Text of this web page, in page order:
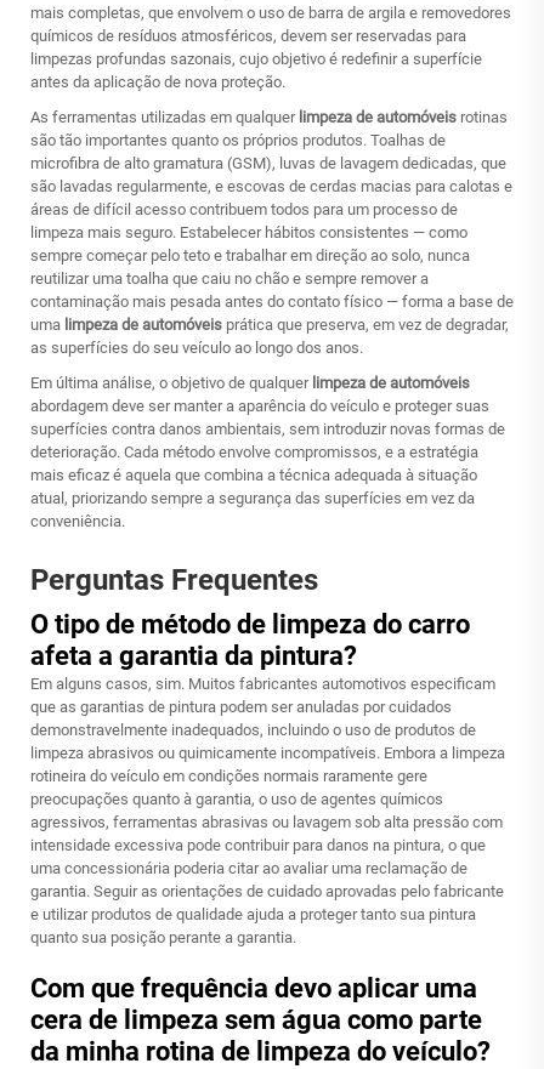
mais completas, que envolvem o uso de barra de argila e removedores
químicos de resíduos atmosféricos, devem ser reservadas para
limpezas profundas sazonais, cujo objetivo é redefinir a superfície
antes da aplicação de nova proteção.
As ferramentas utilizadas em qualquer limpeza de automóveis rotinas
são tão importantes quanto os próprios produtos. Toalhas de
microfibra de alto gramatura (GSM), luvas de lavagem dedicadas, que
são lavadas regularmente, e escovas de cerdas macias para calotas e
áreas de difícil acesso contribuem todos para um processo de
limpeza mais seguro. Estabelecer hábitos consistentes — como
sempre começar pelo teto e trabalhar em direção ao solo, nunca
reutilizar uma toalha que caiu no chão e sempre remover a
contaminação mais pesada antes do contato físico — forma a base de
uma limpeza de automóveis prática que preserva, em vez de degradar,
as superfícies do seu veículo ao longo dos anos.
Em última análise, o objetivo de qualquer limpeza de automóveis
abordagem deve ser manter a aparência do veículo e proteger suas
superfícies contra danos ambientais, sem introduzir novas formas de
deterioração. Cada método envolve compromissos, e a estratégia
mais eficaz é aquela que combina a técnica adequada à situação
atual, priorizando sempre a segurança das superfícies em vez da
conveniência.
Perguntas Frequentes
O tipo de método de limpeza do carro
afeta a garantia da pintura?
Em alguns casos, sim. Muitos fabricantes automotivos especificam
que as garantias de pintura podem ser anuladas por cuidados
demonstravelmente inadequados, incluindo o uso de produtos de
limpeza abrasivos ou quimicamente incompatíveis. Embora a limpeza
rotineira do veículo em condições normais raramente gere
preocupações quanto à garantia, o uso de agentes químicos
agressivos, ferramentas abrasivas ou lavagem sob alta pressão com
intensidade excessiva pode contribuir para danos na pintura, o que
uma concessionária poderia citar ao avaliar uma reclamação de
garantia. Seguir as orientações de cuidado aprovadas pelo fabricante
e utilizar produtos de qualidade ajuda a proteger tanto sua pintura
quanto sua posição perante a garantia.
Com que frequência devo aplicar uma
cera de limpeza sem água como parte
da minha rotina de limpeza do veículo?